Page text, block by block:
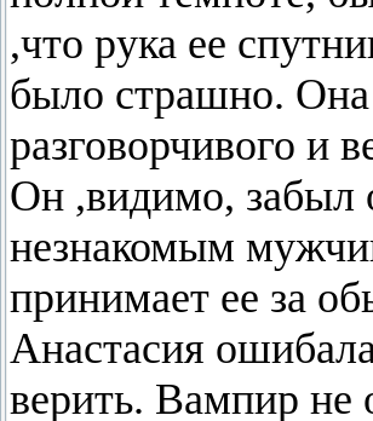
,что рука ее
было страшно. Она
разговорчивого и
Он ,видимо, забыл
незнакомым
принимает ее за
Анастасия
верить. Вампир не